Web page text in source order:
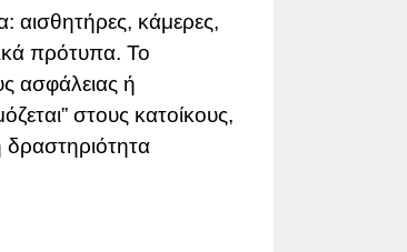
αισθητήρες, κάμερες,
πρότυπα. Το
ασφάλειας ή
στους κατοίκους,